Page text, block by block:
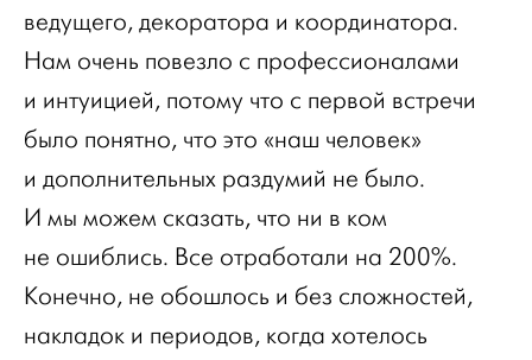
ведущего, декоратора и координатора.
Нам очень повезло с профессионалами
и интуицией, потому что с первой встречи
было понятно, что это «наш человек»
и дополнительных раздумий не было.
И мы можем сказать, что ни в ком
не ошиблись. Все отработали на 200%.
Конечно, не обошлось и без сложностей,
накладок и периодов, когда хотелось